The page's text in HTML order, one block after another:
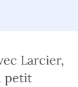
Larcier,
petit